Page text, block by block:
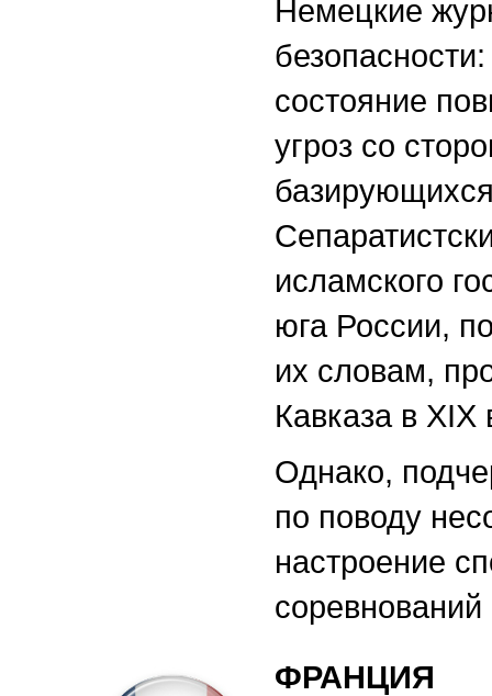
Немецкие
состояние
угроз со
исламского
юга России,
их словам,
Кавказа в
Однако,
по поводу
настроение
ФРАНЦИЯ